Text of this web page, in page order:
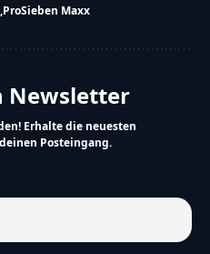
ProSieben Maxx
Newsletter
Erhalte die neuesten
Posteingang.